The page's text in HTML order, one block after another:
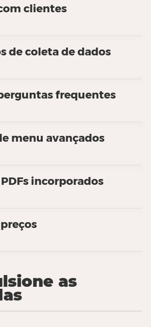
clientes
de coleta de dados
frequentes
menu avançados
incorporados
as